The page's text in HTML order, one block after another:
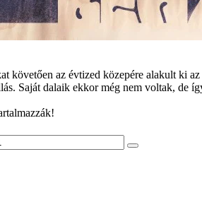
követően az évtized közepére alakult ki az
Saját dalaik ekkor még nem voltak, de